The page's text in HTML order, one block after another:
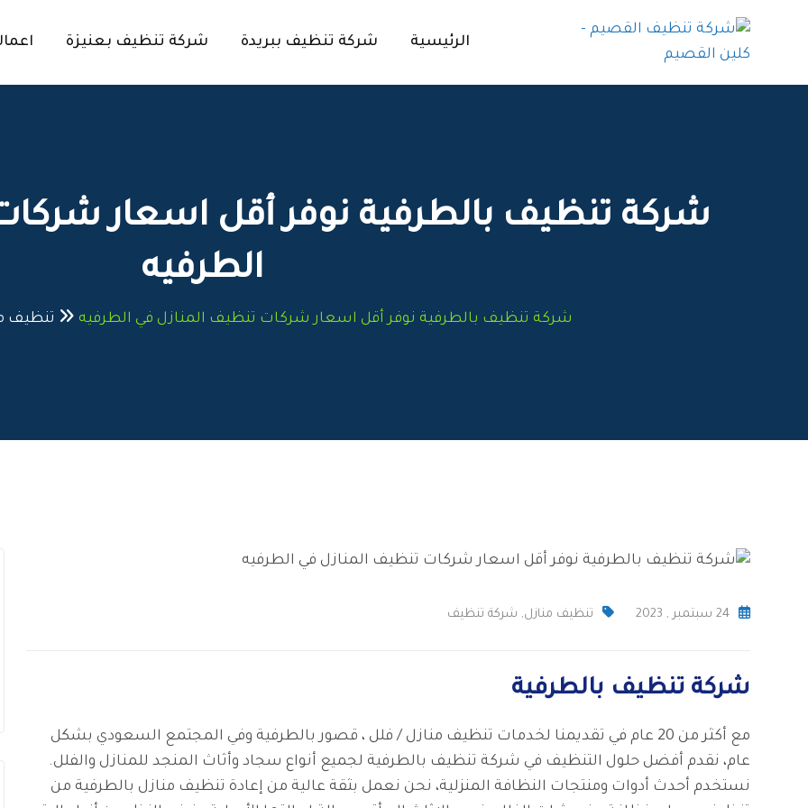
الرئيسية شركة تنظيف ببريدة شركة تنظيف بعنيزة
شركة تنظيف بالطرفية نوفر أقل اسعار
الطرفيه
شركة تنظيف بالطرفية نوفر أقل اسعار شركات تنظيف المنازل في الطرفيه تنظيف
24 سبتمبر , 2023 تنظيف منازل, شركة تنظيف
شركة تنظيف بالطرفية
مع أكثر من 20 عام في تقديمنا لخدمات تنظيف منازل / فلل ، قصور بالطرفية وفي المجتمع السعودي بشكل
عام، نقدم أفضل حلول التنظيف في شركة تنظيف بالطرفية لجميع أنواع سجاد وأثاث المنجد للمنازل والفلل.
نستخدم أحدث أدوات ومنتجات النظافة المنزلية، نحن نعمل بثقة عالية من إعادة تنظيف منازل بالطرفية من